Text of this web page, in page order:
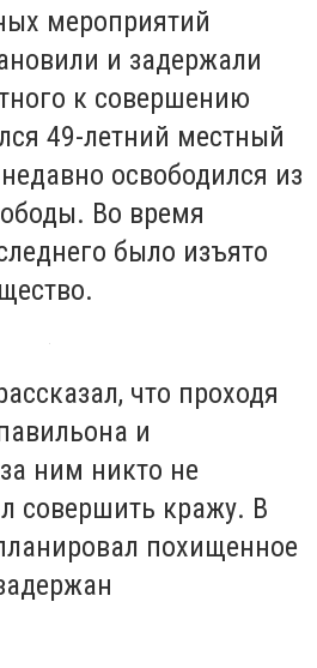
мероприятий
и задержали
к совершению
49-летний местный
освободился из
Во время
было изъято
что проходя
и
ним никто не
совершить кражу. В
похищенное